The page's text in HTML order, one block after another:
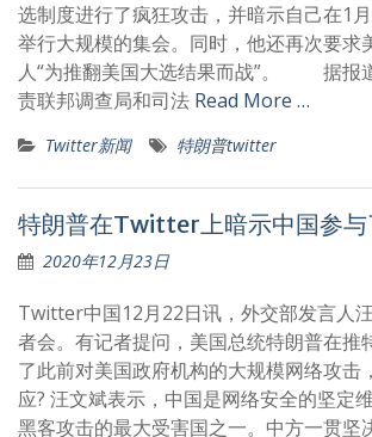
选制度进行了疯狂攻击，并暗示自己在1
举行大规模的集会。同时，他还再次要求
人“为推翻美国大选结果而战”。 据报
责联邦调查局和司法 Read More …
Twitter新闻 特朗普twitter
特朗普在Twitter上暗示中国参与
2020年12月23日
Twitter中国12月22日讯，外交部发言人
者会。有记者提问，美国总统特朗普在推
了此前对美国政府机构的大规模网络攻击
应? 汪文斌表示，中国是网络安全的坚定
黑客攻击的最大受害国之一。中方一贯坚